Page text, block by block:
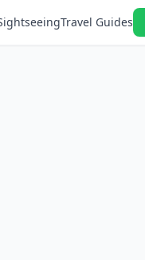
Travel Guides